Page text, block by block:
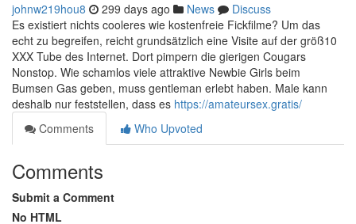
johnw219hou8 299 days ago News
Discuss
Es existiert nichts cooleres wie kostenfreie Fickfilme? Um das
echt zu begreifen, reicht grundsätzlich eine Visite auf der größ10
XXX Tube des Internet. Dort pimpern die gierigen Cougars
Nonstop. Wie schamlos viele attraktive Newbie Girls beim
Bumsen Gas geben, muss gentleman erlebt haben. Male kann
deshalb nur feststellen, dass es https://amateursex.gratis/
Comments
Who Upvoted
Comments
Submit a Comment
No HTML